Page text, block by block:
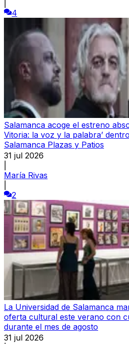
4
Salamanca acoge el estreno
Vitoria: la voz y la palabra’
Salamanca Plazas y Patios
31 jul 2026
María Rivas
2
La Universidad de Salamanca
oferta cultural este verano con
durante el mes de agosto
31 jul 2026